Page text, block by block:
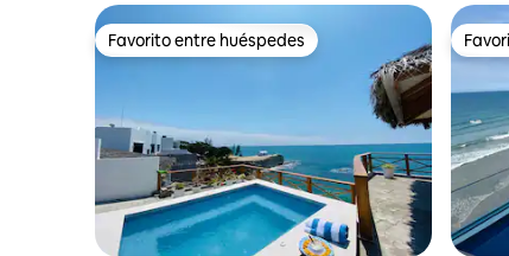
Favorito entre huéspedes
Favorito entre huéspedes